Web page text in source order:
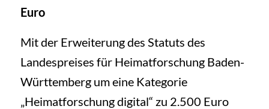
Euro
Mit der Erweiterung des Statuts des
Landespreises für Heimatforschung Baden-
Württemberg um eine Kategorie
„Heimatforschung digital“ zu 2.500 Euro